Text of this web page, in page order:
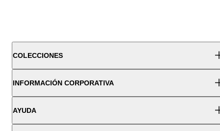
COLECCIONES
INFORMACIÓN CORPORATIVA
AYUDA